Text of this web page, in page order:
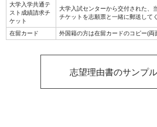
大学入学共通テ
スト成績請求チ
ケット
大学入試センターから交付された、
チケットを志願票と一緒に郵送して
在留カード 外国籍の方は在留カードのコピー(両
志望理由書のサンプ